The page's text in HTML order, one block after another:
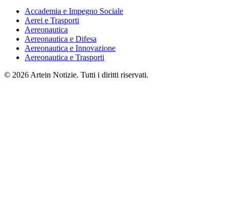
Accademia e Impegno Sociale
Aerei e Trasporti
Aereonautica
Aereonautica e Difesa
Aereonautica e Innovazione
Aereonautica e Trasporti
© 2026 Artein Notizie. Tutti i diritti riservati.